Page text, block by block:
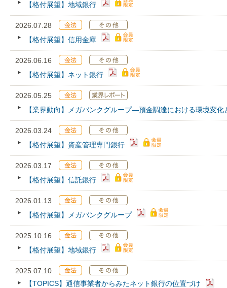
【格付展望】地域銀行
2026.07.28
【格付展望】信用金庫
2026.06.16
【格付展望】ネット銀行
2026.05.25
【業界動向】メガバンクグループ―預金調達における環境変
2026.03.24
【格付展望】資産管理専門銀行
2026.03.17
【格付展望】信託銀行
2026.01.13
【格付展望】メガバンクグループ
2025.10.16
【格付展望】地域銀行
2025.07.10
【TOPICS】通信事業者からみたネット銀行の位置づけ